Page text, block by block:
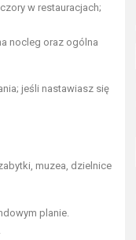
w restauracjach;
nocleg oraz ogólna
jeśli nastawiasz się
muzea, dzielnice
planie.